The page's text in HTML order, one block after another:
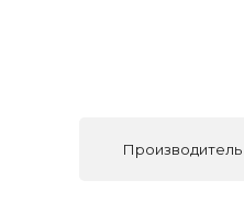
Производитель